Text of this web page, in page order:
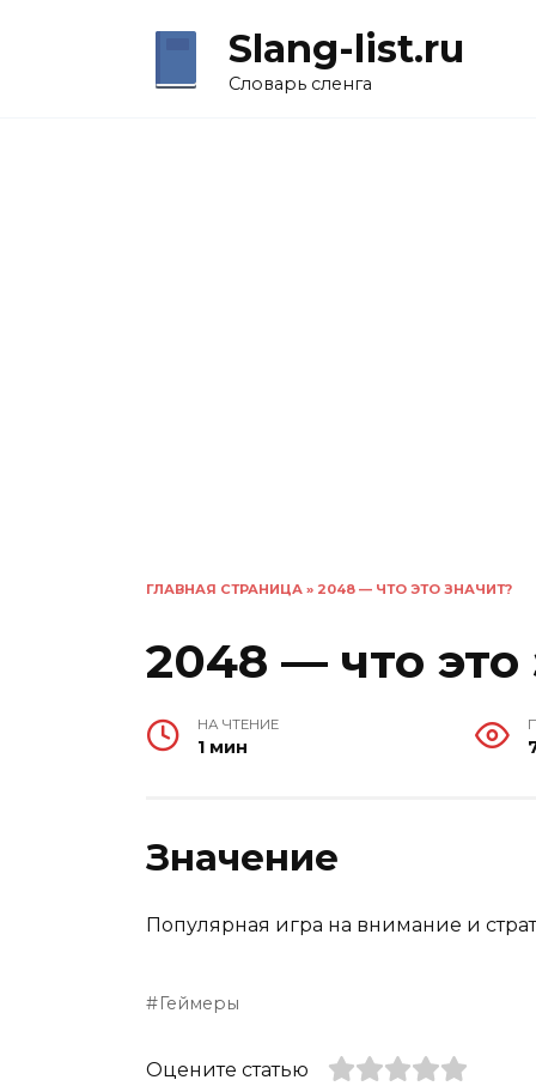
Slang-list.ru
Словарь сленга
ГЛАВНАЯ СТРАНИЦА » 2048 — ЧТО ЭТО ЗНАЧИТ?
2048 — что это
НА ЧТЕНИЕ
1 мин
Значение
Популярная игра на внимание и
Геймеры
Оцените статью